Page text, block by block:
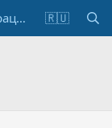
Регистрация 🇷🇺